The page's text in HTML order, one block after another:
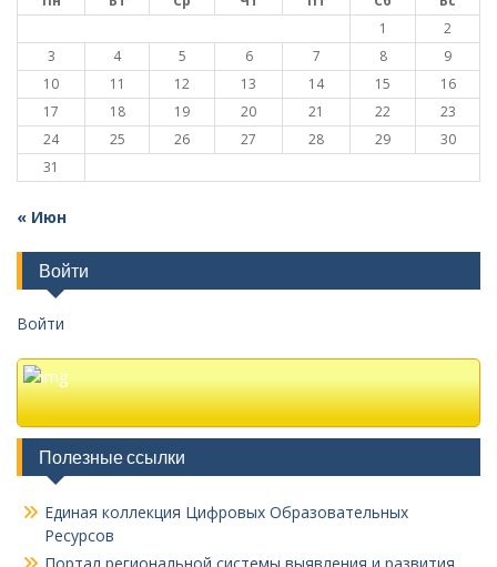
1
2
3
4 5 6 7 8
9
10
11 12 13 14 15
16
17
18 19 20 21 22
23
24
25 26 27 28 29
30
31
« Июн
Войти
Войти
Полезные ссылки
Единая коллекция Цифровых Образовательных
Ресурсов